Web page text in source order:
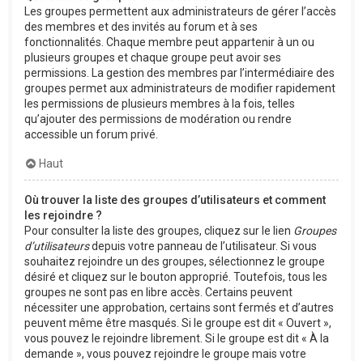
Les groupes permettent aux administrateurs de gérer l’accès
des membres et des invités au forum et à ses
fonctionnalités. Chaque membre peut appartenir à un ou
plusieurs groupes et chaque groupe peut avoir ses
permissions. La gestion des membres par l’intermédiaire des
groupes permet aux administrateurs de modifier rapidement
les permissions de plusieurs membres à la fois, telles
qu’ajouter des permissions de modération ou rendre
accessible un forum privé.
Haut
Où trouver la liste des groupes d’utilisateurs et comment
les rejoindre ?
Pour consulter la liste des groupes, cliquez sur le lien Groupes
d’utilisateursdepuis votre panneau de l’utilisateur. Si vous
souhaitez rejoindre un des groupes, sélectionnez le groupe
désiré et cliquez sur le bouton approprié. Toutefois, tous les
groupes ne sont pas en libre accès. Certains peuvent
nécessiter une approbation, certains sont fermés et d’autres
peuvent même être masqués. Si le groupe est dit « Ouvert »,
vous pouvez le rejoindre librement. Si le groupe est dit « À la
demande », vous pouvez rejoindre le groupe mais votre